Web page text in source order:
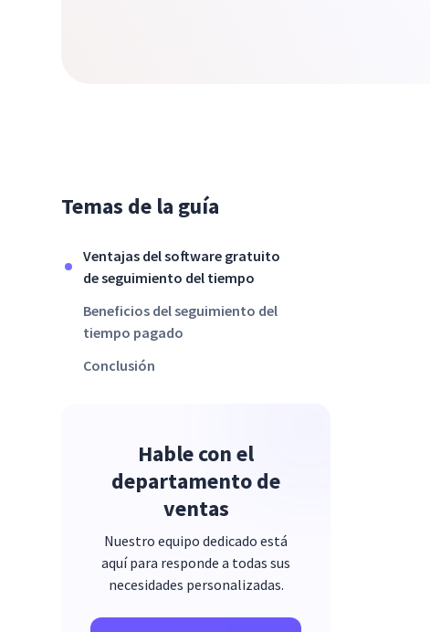
Temas de la guía
Ventajas del software gratuito
de seguimiento del tiempo
Beneficios del seguimiento del
tiempo pagado
Conclusión
Hable con el
departamento de
ventas
Nuestro equipo dedicado está
aquí para responde a todas sus
necesidades personalizadas.